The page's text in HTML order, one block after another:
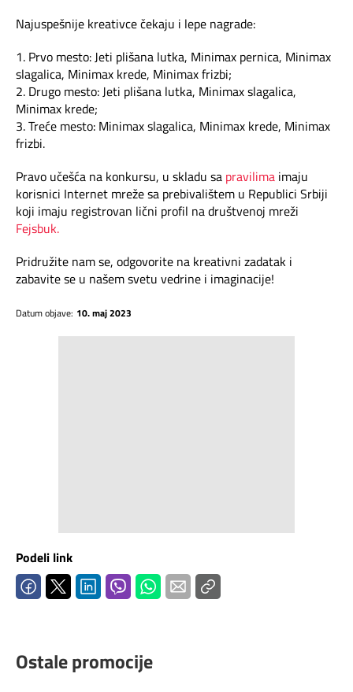
Najuspešnije kreativce čekaju i lepe nagrade:
1. Prvo mesto: Jeti plišana lutka, Minimax pernica, Minimax
slagalica, Minimax krede, Minimax frizbi;
2. Drugo mesto: Jeti plišana lutka, Minimax slagalica,
Minimax krede;
3. Treće mesto: Minimax slagalica, Minimax krede, Minimax
frizbi.
Pravo učešća na konkursu, u skladu sa pravilima imaju
korisnici Internet mreže sa prebivalištem u Republici Srbiji
koji imaju registrovan lični profil na društvenoj mreži
Fejsbuk.
Pridružite nam se, odgovorite na kreativni zadatak i
zabavite se u našem svetu vedrine i imaginacije!
Datum objave: 10. maj 2023
Podeli link
Ostale promocije